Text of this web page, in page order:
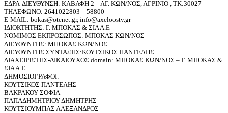
ΕΔΡΑ-ΔΙΕΥΘΥΝΣΗ: ΚΑΒΑΦΗ 2 – ΑΓ. ΚΩΝ/ΝΟΣ, ΑΓΡΙΝΙΟ , ΤΚ:30027
ΤΗΛΕΦΩΝΟ: 2641022803 – 58800
E-MAIL: bokas@otenet.gr, info@axeloostv.gr
ΙΔΙΟΚΤΗΤΗΣ: Γ. ΜΠΟΚΑΣ & ΣΙΑ Α.Ε
ΝΟΜΙΜΟΣ ΕΚΠΡΟΣΩΠΟΣ: ΜΠΟΚΑΣ ΚΩΝ/ΝΟΣ
ΔΙΕΥΘΥΝΤΗΣ: ΜΠΟΚΑΣ ΚΩΝ/ΝΟΣ
ΔΙΕΥΘΥΝΤΗΣ ΣΥΝΤΑΞΗΣ:ΚΟΥΤΣΙΚΟΣ ΠΑΝΤΕΛΗΣ
ΔΙΑΧΕΙΡΙΣΤΗΣ-ΔΙΚΑΙΟΥΧΟΣ domain: ΜΠΟΚΑΣ ΚΩΝ/ΝΟΣ – Γ. ΜΠΟΚΑΣ &
ΣΙΑ Α.Ε
ΔΗΜΟΣΙΟΓΡΑΦΟΙ:
ΚΟΥΤΣΙΚΟΣ ΠΑΝΤΕΛΗΣ
ΒΑΚΡΑΚΟΥ ΣΟΦΙΑ
ΠΑΠΑΔΗΜΗΤΡΙΟΥ ΔΗΜΗΤΡΗΣ
ΚΟΥΤΣΙΟΥΜΠΑΣ ΑΛΕΞΑΝΔΡΟΣ